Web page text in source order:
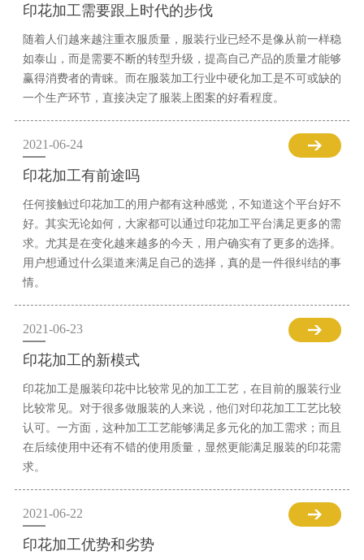
印花加工需要跟上时代的步伐
随着人们越来越注重衣服质量，服装行业已经不是像从前一样稳
如泰山，而是需要不断的转型升级，提高自己产品的质量才能够
赢得消费者的青睐。而在服装加工行业中硬化加工是不可或缺的
一个生产环节，直接决定了服装上图案的好看程度。
2021-06-24
印花加工有前途吗
任何接触过印花加工的用户都有这种感觉，不知道这个平台好不
好。其实无论如何，大家都可以通过印花加工平台满足更多的需
求。尤其是在变化越来越多的今天，用户确实有了更多的选择。
用户想通过什么渠道来满足自己的选择，真的是一件很纠结的事
情。
2021-06-23
印花加工的新模式
印花加工是服装印花中比较常见的加工工艺，在目前的服装行业
比较常见。对于很多做服装的人来说，他们对印花加工工艺比较
认可。一方面，这种加工工艺能够满足多元化的加工需求；而且
在后续使用中还有不错的使用质量，显然更能满足服装的印花需
求。
2021-06-22
印花加工优势和劣势